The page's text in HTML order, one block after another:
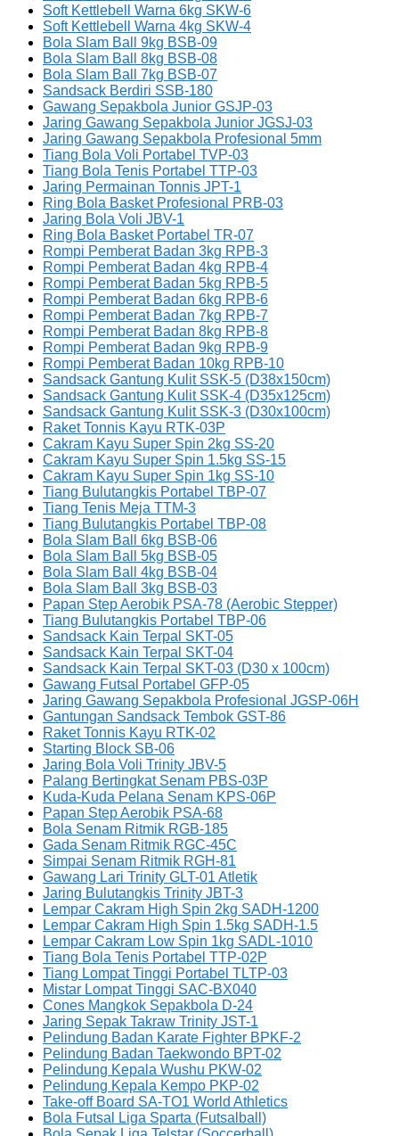
Soft Kettlebell Warna 6kg SKW-6
Soft Kettlebell Warna 4kg SKW-4
Bola Slam Ball 9kg BSB-09
Bola Slam Ball 8kg BSB-08
Bola Slam Ball 7kg BSB-07
Sandsack Berdiri SSB-180
Gawang Sepakbola Junior GSJP-03
Jaring Gawang Sepakbola Junior JGSJ-03
Jaring Gawang Sepakbola Profesional 5mm
Tiang Bola Voli Portabel TVP-03
Tiang Bola Tenis Portabel TTP-03
Jaring Permainan Tonnis JPT-1
Ring Bola Basket Profesional PRB-03
Jaring Bola Voli JBV-1
Ring Bola Basket Portabel TR-07
Rompi Pemberat Badan 3kg RPB-3
Rompi Pemberat Badan 4kg RPB-4
Rompi Pemberat Badan 5kg RPB-5
Rompi Pemberat Badan 6kg RPB-6
Rompi Pemberat Badan 7kg RPB-7
Rompi Pemberat Badan 8kg RPB-8
Rompi Pemberat Badan 9kg RPB-9
Rompi Pemberat Badan 10kg RPB-10
Sandsack Gantung Kulit SSK-5 (D38x150cm)
Sandsack Gantung Kulit SSK-4 (D35x125cm)
Sandsack Gantung Kulit SSK-3 (D30x100cm)
Raket Tonnis Kayu RTK-03P
Cakram Kayu Super Spin 2kg SS-20
Cakram Kayu Super Spin 1.5kg SS-15
Cakram Kayu Super Spin 1kg SS-10
Tiang Bulutangkis Portabel TBP-07
Tiang Tenis Meja TTM-3
Tiang Bulutangkis Portabel TBP-08
Bola Slam Ball 6kg BSB-06
Bola Slam Ball 5kg BSB-05
Bola Slam Ball 4kg BSB-04
Bola Slam Ball 3kg BSB-03
Papan Step Aerobik PSA-78 (Aerobic Stepper)
Tiang Bulutangkis Portabel TBP-06
Sandsack Kain Terpal SKT-05
Sandsack Kain Terpal SKT-04
Sandsack Kain Terpal SKT-03 (D30 x 100cm)
Gawang Futsal Portabel GFP-05
Jaring Gawang Sepakbola Profesional JGSP-06H
Gantungan Sandsack Tembok GST-86
Raket Tonnis Kayu RTK-02
Starting Block SB-06
Jaring Bola Voli Trinity JBV-5
Palang Bertingkat Senam PBS-03P
Kuda-Kuda Pelana Senam KPS-06P
Papan Step Aerobik PSA-68
Bola Senam Ritmik RGB-185
Gada Senam Ritmik RGC-45C
Simpai Senam Ritmik RGH-81
Gawang Lari Trinity GLT-01 Atletik
Jaring Bulutangkis Trinity JBT-3
Lempar Cakram High Spin 2kg SADH-1200
Lempar Cakram High Spin 1.5kg SADH-1.5
Lempar Cakram Low Spin 1kg SADL-1010
Tiang Bola Tenis Portabel TTP-02P
Tiang Lompat Tinggi Portabel TLTP-03
Mistar Lompat Tinggi SAC-BX040
Cones Mangkok Sepakbola D-24
Jaring Sepak Takraw Trinity JST-1
Pelindung Badan Karate Fighter BPKF-2
Pelindung Badan Taekwondo BPT-02
Pelindung Kepala Wushu PKW-02
Pelindung Kepala Kempo PKP-02
Take-off Board SA-TO1 World Athletics
Bola Futsal Liga Sparta (Futsalball)